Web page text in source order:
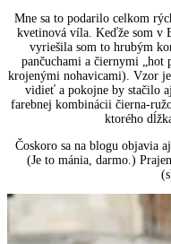
Mne sa to podarilo celkom
kvetinová víla. Keďže som v
vyriešila som to hrubým
pančuchami a čiernymi „hot
krojenými nohavicami). Vzor
vidieť a pokojne by stačilo
farebnej kombinácii čierna-
ktorého
Čoskoro sa na blogu objavia
(Je to mánia, darmo.)